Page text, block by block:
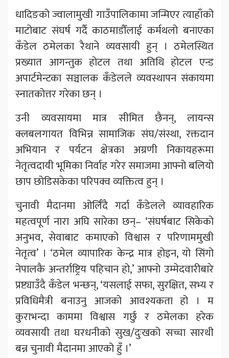
धादिङको ज्वालामुखी गाउँपालिकामा जन्मिएर त्याहाँको
माटोबाट संघर्ष गर्दै काठमाडौँलाई कर्मथलो बनाएका
कँडेल ठमेलका रैथाने व्यवसायी हुन् । ठमेलस्थित
प्रख्यात आगन्तुक होटल तथा अतिथि होटल एन्ड
अपार्टमेन्टका सञ्चालक कँडेलले व्यवस्थापन संकायमा
स्नातकोत्तर गरेका छन् ।
उनी व्यवसायमा मात्र सीमित छैनन्, लायन्स
क्लबलगायत विभिन्न सामाजिक संघ/संस्था, रक्तदान
अभियान र पर्यटन क्षेत्रका अग्रणी निकायहरूमा
नेतृत्वदायी भूमिका निर्वाह गरेर समाजमा आफ्नो बलियो
छाप छोडिसकेका परिपक्व व्यक्तित्व हुन् ।
चुनावी मैदानमा ओर्लिँदै गर्दा कँडेलले व्यावहारिक
महत्वपूर्ण नारा अघि सारेका छन्– ‘संघर्षबाट सिकेको
अनुभव, सेवाबाट कमाएको विश्वास र परिणाममुखी
नेतृत्व’ । ‘ठमेल व्यापारिक केन्द्र मात्र होइन, यो सिंगो
नेपालकै अन्तर्राष्ट्रिय पहिचान हो,’ आफ्नो उम्मेदवारीबारे
प्रष्ट्याउँदै कँडेल भन्छन्, ‘यसलाई सफा, सुरक्षित, सभ्य र
प्रविधिमैत्री बनाउनु आजको आवश्यकता हो । म
कुराभन्दा काममा विश्वास गर्छु र ठमेलका हरेक
व्यवसायी तथा घरधनीको सुख/दुःखको सच्चा सारथी
बन्न चुनावी मैदानमा आएको हुँ ।’